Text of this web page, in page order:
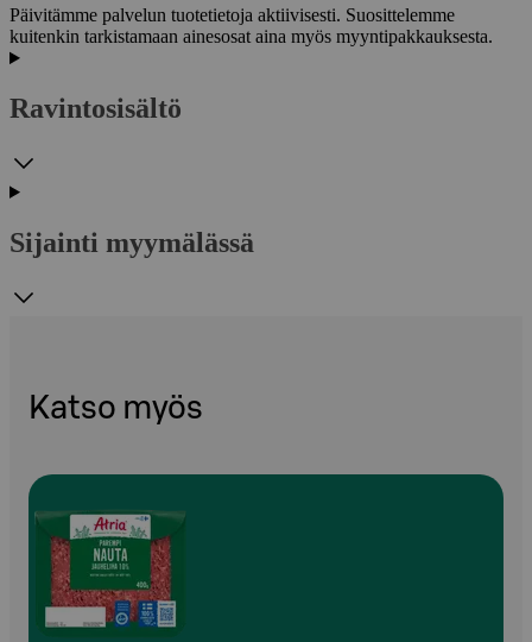
Päivitämme palvelun tuotetietoja aktiivisesti. Suosittelemme
kuitenkin tarkistamaan ainesosat aina myös myyntipakkauksesta.
Ravintosisältö
Sijainti myymälässä
Katso myös